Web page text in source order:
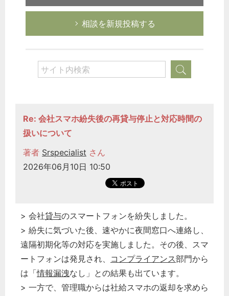
相談を新規投稿する
Re: 会社スマホ紛失後の再貸与停止と対応時間の
扱いについて
著者 Srspecialist さん
2026年06月10日 10:50
> 会社貸与のスマートフォンを紛失しました。
> 紛失に気づいた後、速やかに夜間窓口へ連絡し、
遠隔初期化等の対応を実施しました。その後、スマ
ートフォンは発見され、 コンプライアンス部門から
は「情報漏洩なし」との結果も出ています。
> 一方で、管理職からは社給スマホの返却を求めら